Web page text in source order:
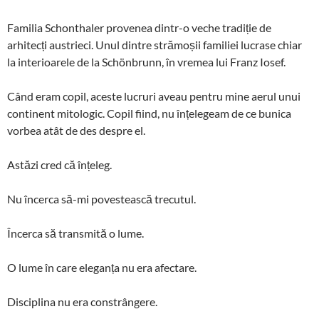
Familia Schonthaler provenea dintr-o veche tradiție de
arhitecți austrieci. Unul dintre strămoșii familiei lucrase chiar
la interioarele de la Schönbrunn, în vremea lui Franz Iosef.
Când eram copil, aceste lucruri aveau pentru mine aerul unui
continent mitologic. Copil fiind, nu înțelegeam de ce bunica
vorbea atât de des despre el.
Astăzi cred că înțeleg.
Nu încerca să-mi povestească trecutul.
Încerca să transmită o lume.
O lume în care eleganța nu era afectare.
Disciplina nu era constrângere.